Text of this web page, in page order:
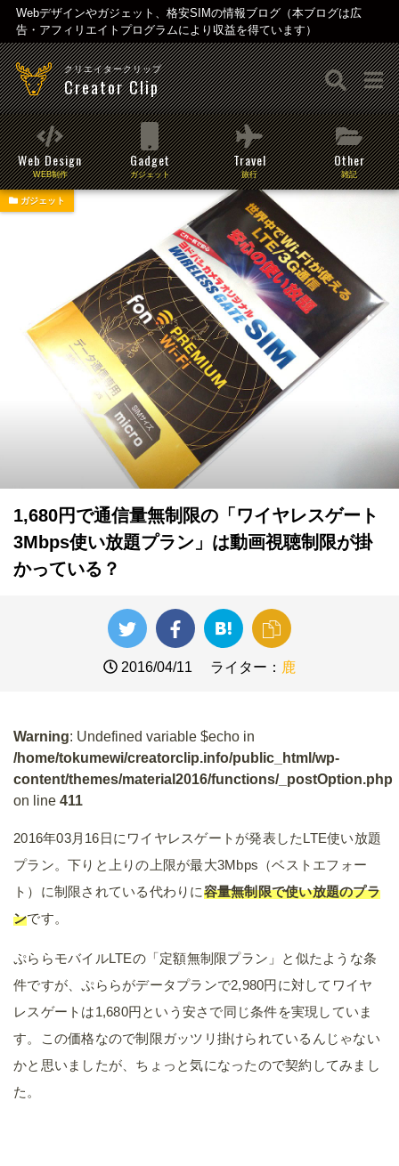
Webデザインやガジェット、格安SIMの情報ブログ（本ブログは広
告・アフィリエイトプログラムにより収益を得ています）
クリエイタークリップ
Creator Clip
Web Design
WEB制作
Gadget
ガジェット
Travel
旅行
Other
雑記
ガジェット
1,680円で通信量無制限の「ワイヤレスゲート
3Mbps使い放題プラン」は動画視聴制限が掛
かっている？
2016/04/11 ライター： 鹿
Warning: Undefined variable $echo in
/home/tokumewi/creatorclip.info/public_html/wp-
content/themes/material2016/functions/_postOption.php
on line 411
2016年03月16日にワイヤレスゲートが発表したLTE使い放題
プラン。下りと上りの上限が最大3Mbps（ベストエフォー
ト）に制限されている代わりに容量無制限で使い放題のプラ
ンです。
ぷららモバイルLTEの「定額無制限プラン」と似たような条
件ですが、ぷららがデータプランで2,980円に対してワイヤ
レスゲートは1,680円という安さで同じ条件を実現していま
す。この価格なので制限ガッツリ掛けられているんじゃない
かと思いましたが、ちょっと気になったので契約してみまし
た。